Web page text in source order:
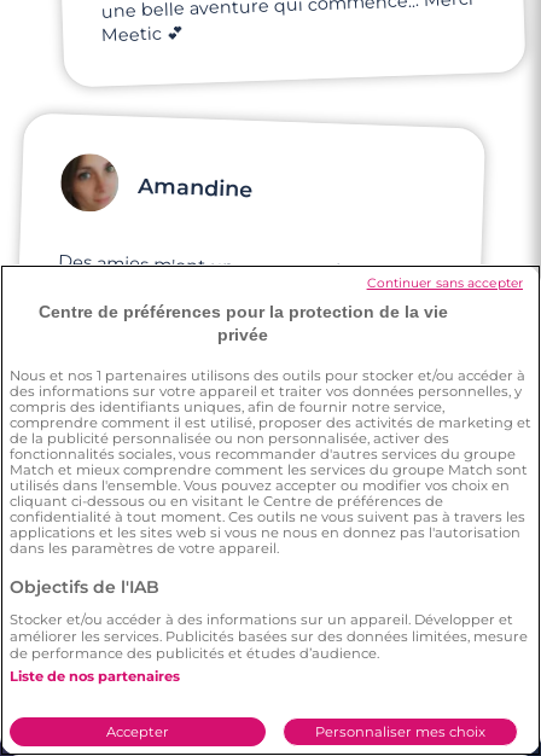
Meetic 💕
Amandine
Des amies m'ont un peu poussée à
m'inscrire pour rencontrer du monde
À propos de Meetic
Actualité de Meetic
Aide en ligne
Avis des membres Meetic
Rencontrez en sécurité
Centre de préférences pour la protection de la vie
privée
Nous et nos 1 partenaires utilisons des outils pour stocker et/ou accéder à
des informations sur votre appareil et traiter vos données personnelles, y
compris des identifiants uniques, afin de fournir notre service,
comprendre comment il est utilisé, proposer des activités de marketing et
de la publicité personnalisée ou non personnalisée, activer des
fonctionnalités sociales, vous recommander d'autres services du groupe
Match et mieux comprendre comment les services du groupe Match sont
utilisés dans l'ensemble. Vous pouvez accepter ou modifier vos choix en
cliquant ci-dessous ou en visitant le Centre de préférences de
confidentialité à tout moment. Ces outils ne vous suivent pas à travers les
applications et les sites web si vous ne nous en donnez pas l'autorisation
dans les paramètres de votre appareil.
Objectifs de l'IAB
Stocker et/ou accéder à des informations sur un appareil. Développer et
améliorer les services. Publicités basées sur des données limitées, mesure
de performance des publicités et études d’audience.
Liste de nos partenaires
Personnaliser mes choix
Accepter
Continuer sans accepter